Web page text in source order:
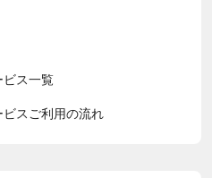
ス一覧
スご利用の流れ